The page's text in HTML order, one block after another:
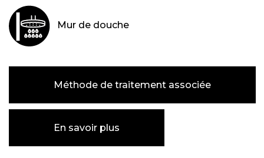
Mur de douche
Méthode de traitement associée
En savoir plus